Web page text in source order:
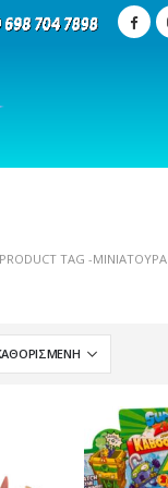
PRODUCT TAG -ΜΙΝΙΑΤΟΎΡΑ